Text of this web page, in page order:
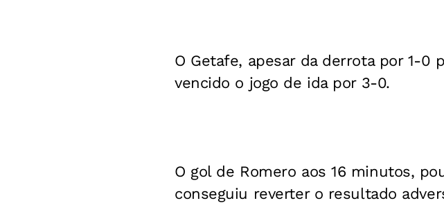
O Getafe, apesar da derrota por 1-0
vencido o jogo de ida por 3-0.
O gol de Romero aos 16 minutos,
conseguiu reverter o resultado